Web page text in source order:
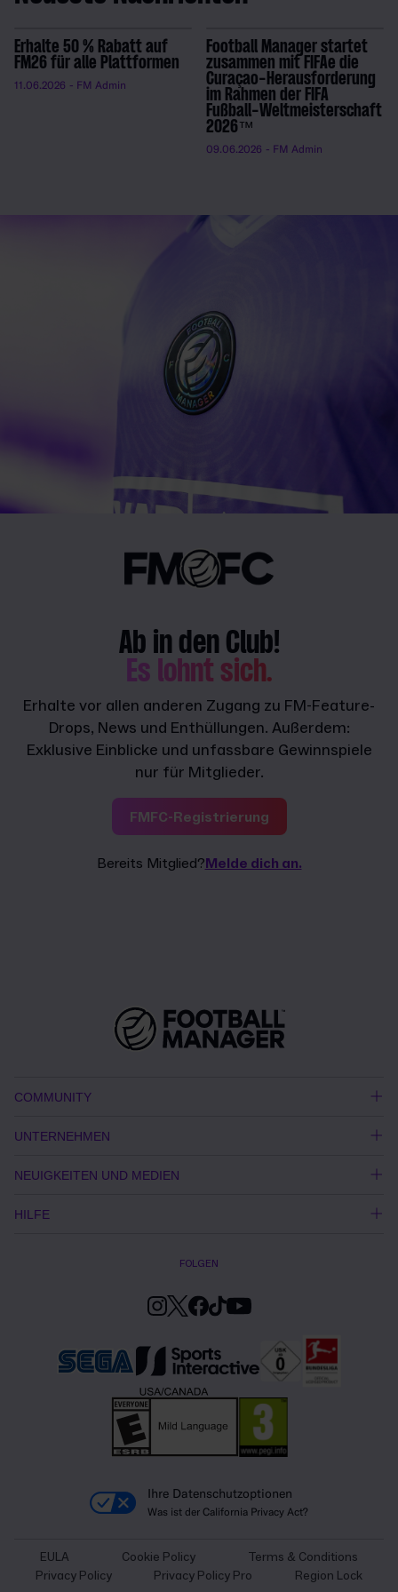
Erhalte 50 % Rabatt auf
FM26 für alle Plattformen
11.06.2026 - FM Admin
Football Manager startet
zusammen mit FIFAe die
Curaçao-Herausforderung
im Rahmen der FIFA
Fußball-Weltmeisterschaft
2026™
09.06.2026 - FM Admin
Ab in den Club!
Es lohnt sich.
Erhalte vor allen anderen Zugang zu FM-Feature-
Drops, News und Enthüllungen. Außerdem:
Exklusive Einblicke und unfassbare Gewinnspiele
nur für Mitglieder.
FMFC-Registrierung
Bereits Mitglied?Melde dich an.
COMMUNITY
UNTERNEHMEN
NEUIGKEITEN UND MEDIEN
HILFE
FOLGEN
Ihre Datenschutzoptionen
Was ist der California Privacy Act?
EULA Cookie Policy
Terms & Conditions
Privacy Policy
Privacy Policy Pro Region Lock